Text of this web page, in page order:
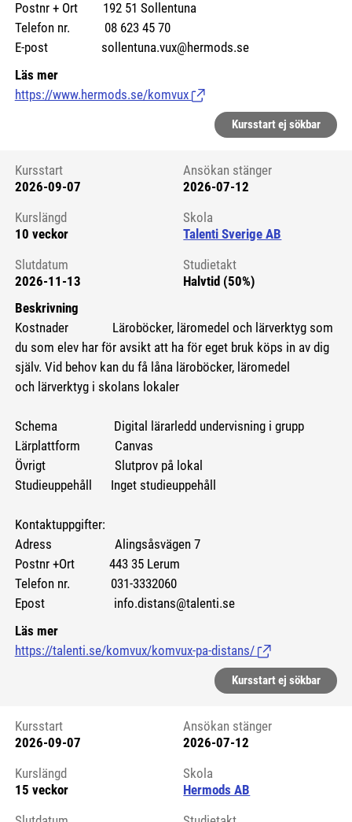
Postnr + Ort 192 51 Sollentuna
Telefon nr. 08 623 45 70
E-post sollentuna.vux@hermods.se
Läs mer
https://www.hermods.se/komvux (Länk till extern sida.)
Kursstart ej sökbar
Kursstart 6274579
Kursstart
2026-09-07
Ansökan stänger
2026-07-12
Kurslängd
10 veckor
Skola
Talenti Sverige AB
Slutdatum
2026-11-13
Studietakt
Halvtid (50%)
Beskrivning
Kostnader Läroböcker, läromedel och lärverktyg som
du som elev har för avsikt att ha för eget bruk köps in av dig
själv. Vid behov kan du få låna läroböcker, läromedel
och lärverktyg i skolans lokaler
Schema Digital lärarledd undervisning i grupp
Lärplattform Canvas
Övrigt Slutprov på lokal
Studieuppehåll Inget studieuppehåll
Kontaktuppgifter:
Adress Alingsåsvägen 7
Postnr +Ort 443 35 Lerum
Telefon nr. 031-3332060
Epost info.distans@talenti.se
Läs mer
https://talenti.se/komvux/komvux-pa-distans/ (Länk till extern
Kursstart ej sökbar
Kursstart 6175283
Kursstart
2026-09-07
Ansökan stänger
2026-07-12
Kurslängd
15 veckor
Skola
Hermods AB